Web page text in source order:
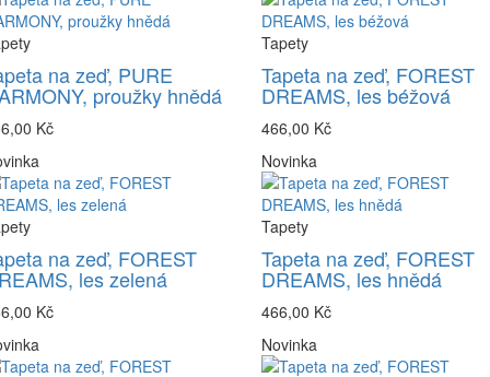
na zeď, PURE
proužky hnědá
Kč
Tapety
Tapeta na zeď, FOREST
DREAMS, les béžová
466,00 Kč
na zeď, FOREST
les zelená
Kč
Novinka
Tapety
Tapeta na zeď, FOREST
DREAMS, les hnědá
466,00 Kč
Novinka